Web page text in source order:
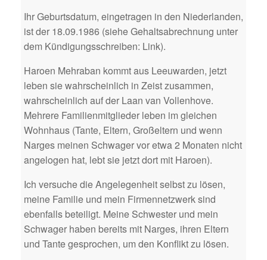
Ihr Geburtsdatum, eingetragen in den Niederlanden,
ist der 18.09.1986 (siehe Gehaltsabrechnung unter
dem Kündigungsschreiben: Link).
Haroen Mehraban kommt aus Leeuwarden, jetzt
leben sie wahrscheinlich in Zeist zusammen,
wahrscheinlich auf der Laan van Vollenhove.
Mehrere Familienmitglieder leben im gleichen
Wohnhaus (Tante, Eltern, Großeltern und wenn
Narges meinen Schwager vor etwa 2 Monaten nicht
angelogen hat, lebt sie jetzt dort mit Haroen).
Ich versuche die Angelegenheit selbst zu lösen,
meine Familie und mein Firmennetzwerk sind
ebenfalls beteiligt. Meine Schwester und mein
Schwager haben bereits mit Narges, ihren Eltern
und Tante gesprochen, um den Konflikt zu lösen.